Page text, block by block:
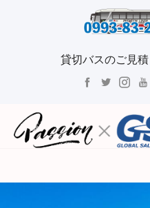
貸切バスのご見